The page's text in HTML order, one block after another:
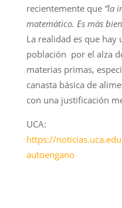
recientemente que“la
matemático. Es más
La realidad es que hay
población por el alza
materias primas,
canasta básica de
con una justificación
UCA:
https://
autoengano